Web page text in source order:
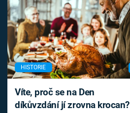
HISTORIE
Víte, proč se na Den
díkůvzdání jí zrovna krocan?